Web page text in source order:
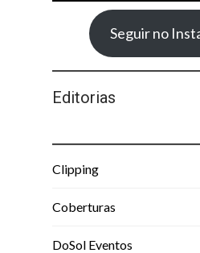
Seguir no
Editorias
Clipping
Coberturas
DoSol Eventos